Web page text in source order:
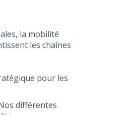
la mobilité
les chaînes
pour les
différentes